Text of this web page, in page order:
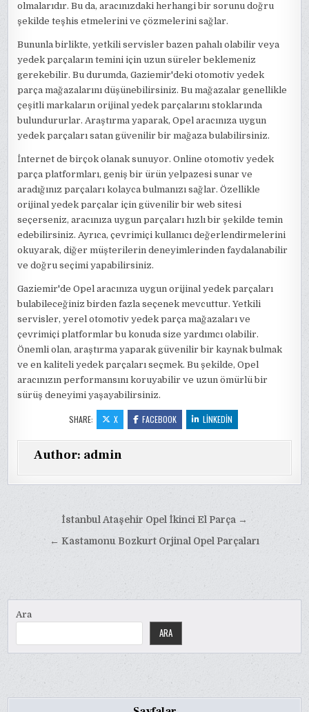
olmalarıdır. Bu da, aracınızdaki herhangi bir sorunu doğru
şekilde teşhis etmelerini ve çözmelerini sağlar.
Bununla birlikte, yetkili servisler bazen pahalı olabilir veya
yedek parçaların temini için uzun süreler beklemeniz
gerekebilir. Bu durumda, Gaziemir'deki otomotiv yedek
parça mağazalarını düşünebilirsiniz. Bu mağazalar genellikle
çeşitli markaların orijinal yedek parçalarını stoklarında
bulundururlar. Araştırma yaparak, Opel aracınıza uygun
yedek parçaları satan güvenilir bir mağaza bulabilirsiniz.
İnternet de birçok olanak sunuyor. Online otomotiv yedek
parça platformları, geniş bir ürün yelpazesi sunar ve
aradığınız parçaları kolayca bulmanızı sağlar. Özellikle
orijinal yedek parçalar için güvenilir bir web sitesi
seçerseniz, aracınıza uygun parçaları hızlı bir şekilde temin
edebilirsiniz. Ayrıca, çevrimiçi kullanıcı değerlendirmelerini
okuyarak, diğer müşterilerin deneyimlerinden faydalanabilir
ve doğru seçimi yapabilirsiniz.
Gaziemir'de Opel aracınıza uygun orijinal yedek parçaları
bulabileceğiniz birden fazla seçenek mevcuttur. Yetkili
servisler, yerel otomotiv yedek parça mağazaları ve
çevrimiçi platformlar bu konuda size yardımcı olabilir.
Önemli olan, araştırma yaparak güvenilir bir kaynak bulmak
ve en kaliteli yedek parçaları seçmek. Bu şekilde, Opel
aracınızın performansını koruyabilir ve uzun ömürlü bir
sürüş deneyimi yaşayabilirsiniz.
SHARE: X FACEBOOK LINKEDIN
Author: admin
gezinmesi
İstanbul Ataşehir Opel İkinci El Parça →
← Kastamonu Bozkurt Orjinal Opel Parçaları
Ara
ARA